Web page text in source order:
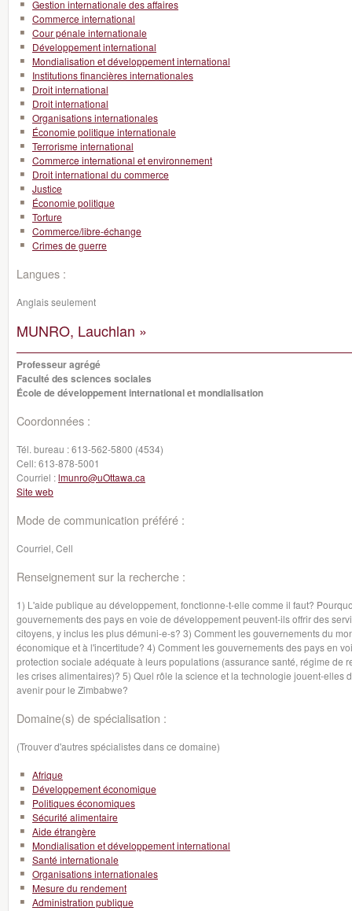
Gestion internationale des affaires
Commerce international
Cour pénale internationale
Développement international
Mondialisation et développement international
Institutions financières internationales
Droit international
Droit international
Organisations internationales
Économie politique internationale
Terrorisme international
Commerce international et environnement
Droit international du commerce
Justice
Économie politique
Torture
Commerce/libre-échange
Crimes de guerre
Langues :
Anglais seulement
MUNRO, Lauchlan »
Professeur agrégé
Faculté des sciences sociales
École de développement international et mondialisation
Coordonnées :
Tél. bureau :613-562-5800 (4534)
Cell:613-878-5001
Courriel :lmunro@uOttawa.ca
Site web
Mode de communication préféré :
Courriel, Cell
Renseignement sur la recherche :
1) L'aide publique au développement, fonctionne-t-elle comme il faut?
gouvernements des pays en voie de développement peuvent-ils offrir des
citoyens, y inclus les plus démuni-e-s? 3) Comment les gouvernements du
économique et à l'incertitude? 4) Comment les gouvernements des pays en
protection sociale adéquate à leurs populations (assurance santé, régime de
les crises alimentaires)? 5) Quel rôle la science et la technologie jouent-elles
avenir pour le Zimbabwe?
Domaine(s) de spécialisation :
(Trouver d'autres spécialistes dans ce domaine)
Afrique
Développement économique
Politiques économiques
Sécurité alimentaire
Aide étrangère
Mondialisation et développement international
Santé internationale
Organisations internationales
Mesure du rendement
Administration publique